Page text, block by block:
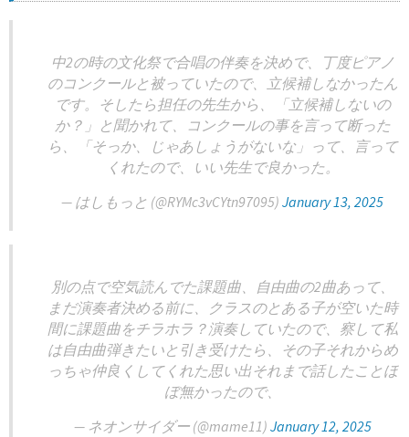
中2の時の文化祭で合唱の伴奏を決めで、丁度ピアノ
のコンクールと被っていたので、立候補しなかったん
です。そしたら担任の先生から、「立候補しないの
か？」と聞かれて、コンクールの事を言って断った
ら、「そっか、じゃあしょうがないな」って、言って
くれたので、いい先生で良かった。
— はしもっと (@RYMc3vCYtn97095) January 13, 2025
別の点で空気読んでた課題曲、自由曲の2曲あって、
まだ演奏者決める前に、クラスのとある子が空いた時
間に課題曲をチラホラ？演奏していたので、察して私
は自由曲弾きたいと引き受けたら、その子それからめ
っちゃ仲良くしてくれた思い出それまで話したことほ
ぼ無かったので、
— ネオンサイダー (@mame11) January 12, 2025